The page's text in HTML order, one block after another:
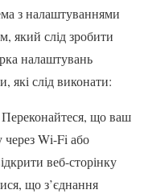
з налаштуваннями
який слід зробити
налаштувань
які слід виконати:
що ваш
через Wi-Fi або
веб-сторінку
що з’єднання